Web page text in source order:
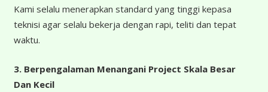
Kami selalu menerapkan standard yang tinggi kepasa
teknisi agar selalu bekerja dengan rapi, teliti dan tepat
waktu.
3. Berpengalaman Menangani Project Skala Besar
Dan Kecil